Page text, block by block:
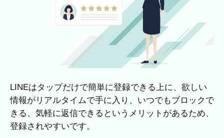
LINEはタップだけで簡単に登録できる上に、欲しい
情報がリアルタイムで手に入り、いつでもブロックで
きる、気軽に返信できるというメリットがあるため、
登録されやすいです。